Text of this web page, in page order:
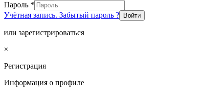
Пароль *
Учётная запись. Забытый пароль ?
Войти
или зарегистрироваться
×
Регистрация
Информация о профиле